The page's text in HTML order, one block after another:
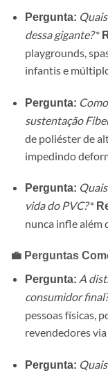
Pergunta:
dessa gigante?*
playgrounds,
infantis e
Pergunta:
sustentação
de poliéster de
impedindo
Pergunta:
vida do PVC?*
nunca infle além
💼 Perguntas
Pergunta: A
consumidor final?
pessoas físicas,
revendedores via
Pergunta: